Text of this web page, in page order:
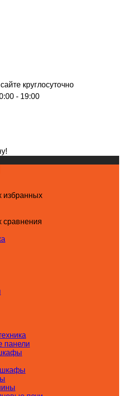
круглосуточно
- 19:00
избранных
сравнения
панели
шкафы